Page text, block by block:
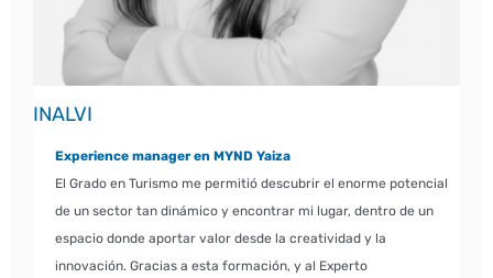
INALVI
Experience manager en MYND Yaiza
El Grado en Turismo me permitió descubrir el enorme potencial
de un sector tan dinámico y encontrar mi lugar, dentro de un
espacio donde aportar valor desde la creatividad y la
innovación. Gracias a esta formación, y al Experto